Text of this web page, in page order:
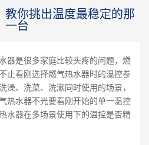
教你挑出温度最稳定的那
一台
器是很多家庭比较头疼的问题，燃
止看刚选择燃气热水器时的温控参
澡、洗菜、洗漱同时使用的场景，
热水器不光要看刚开始的单一温控
水器在多场景使用下的温控是否精